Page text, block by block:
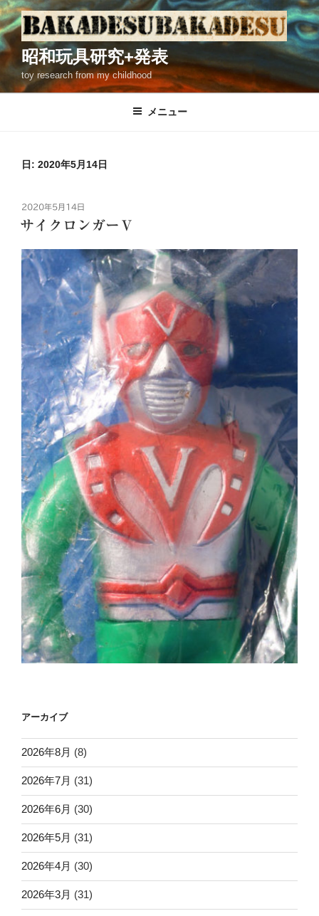
コ
ン
テ
ン
ツ
へ
昭和玩具研究+発表
toy research from my childhood
メニュー
日: 2020年5月14日
投
稿
日:
2020年5月14日
サイクロンガーＶ
アーカイブ
2026年8月 (8)
2026年7月 (31)
2026年6月 (30)
2026年5月 (31)
2026年4月 (30)
2026年3月 (31)